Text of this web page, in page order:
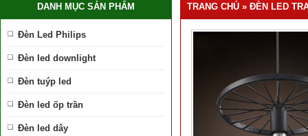
DANH MỤC SẢN PHẨM
Đèn Led Philips
Đèn led downlight
Đèn tuýp led
Đèn led ốp trần
Đèn led dây
TRANG CHỦ » ĐÈN LED